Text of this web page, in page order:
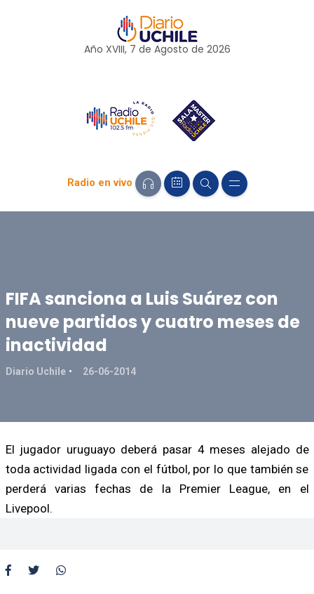
Año XVIII, 7 de Agosto de 2026
Radio en vivo
FIFA sanciona a Luis Suárez con
nueve partidos y cuatro meses de
inactividad
Diario Uchile 26-06-2014
El jugador uruguayo deberá pasar 4 meses alejado de
toda actividad ligada con el fútbol, por lo que también se
perderá varias fechas de la Premier League, en el
Livepool.